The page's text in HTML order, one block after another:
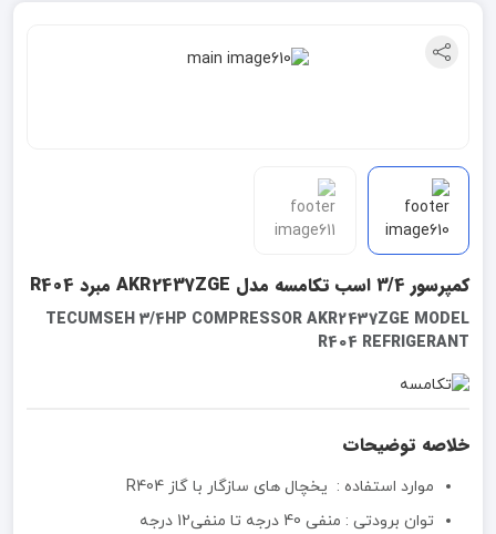
کمپرسور 3/4 اسب تکامسه مدل AKR2437ZGE مبرد R404
TECUMSEH 3/4HP COMPRESSOR AKR2437ZGE MODEL
R404 REFRIGERANT
خلاصه توضیحات
موارد استفاده : یخچال های سازگار با گاز R404
توان برودتی : منفی 40 درجه تا منفی12 درجه